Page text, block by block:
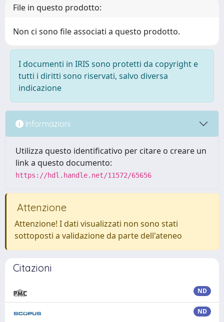
File in questo prodotto:
Non ci sono file associati a questo prodotto.
I documenti in IRIS sono protetti da copyright e
tutti i diritti sono riservati, salvo diversa
indicazione
Informazioni
Utilizza questo identificativo per citare o creare un
link a questo documento:
https://hdl.handle.net/11572/65656
Attenzione
Attenzione! I dati visualizzati non sono stati
sottoposti a validazione da parte dell'ateneo
Citazioni
ND
ND